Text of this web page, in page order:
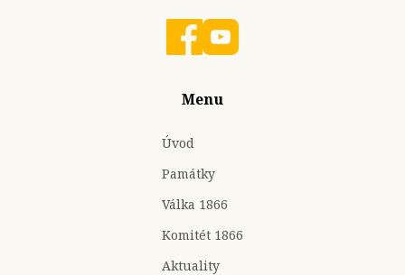
Menu
Úvod
Památky
Válka 1866
Komitét 1866
Aktuality